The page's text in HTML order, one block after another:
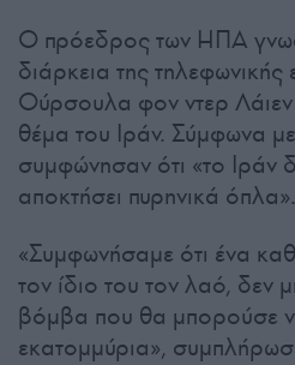
Ο πρόεδρος των ΗΠΑ
διάρκεια της τηλεφωνικής
Ούρσουλα φον ντερ Λάιεν
θέμα του Ιράν. Σύμφωνα
συμφώνησαν ότι «το Ιράν
αποκτήσει πυρηνικά όπλα».
«Συμφωνήσαμε ότι ένα
τον ίδιο του τον λαό, δεν
βόμβα που θα μπορούσε
εκατομμύρια»,